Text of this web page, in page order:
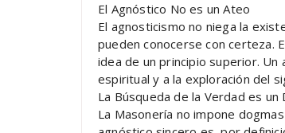
El Agnóstico No es un Ateo
El agnosticismo no niega la
pueden conocerse con certeza.
idea de un principio superior.
espiritual y a la exploración del
La Búsqueda de la Verdad es un
La Masonería no impone